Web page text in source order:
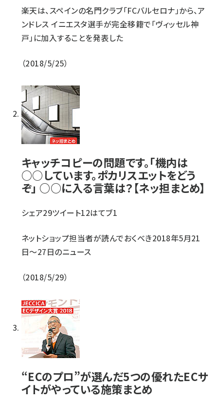
楽天は、スペインの名門クラブ「FCバルセロナ」から、ア
ンドレス イニエスタ選手が完全移籍で「ヴィッセル神
戸」に加入することを発表した
2018/5/25
キャッチコピーの問題です。「機内は
○○しています。ポカリスエットをどう
ぞ」 ○○に入る言葉は？【ネッ担まとめ】
シェア29ツイート12はてブ1
ネットショップ担当者が読んでおくべき2018年5月21
日〜27日のニュース
2018/5/29
“ECのプロ”が選んだ5つの優れたECサ
イトがやっている施策まとめ